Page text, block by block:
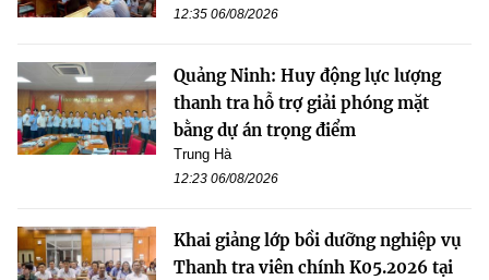
12:35 06/08/2026
Quảng Ninh: Huy động lực lượng
thanh tra hỗ trợ giải phóng mặt
bằng dự án trọng điểm
Trung Hà
12:23 06/08/2026
Khai giảng lớp bồi dưỡng nghiệp vụ
Thanh tra viên chính K05.2026 tại